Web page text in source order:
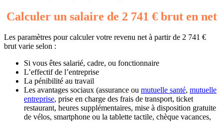
Calculer un salaire de 2 741 € brut en net
Les paramètres pour calculer votre revenu net à partir de 2 741 €
brut varie selon :
Si vous êtes salarié, cadre, ou fonctionnaire
L’effectif de l’entreprise
La pénibilité au travail
Les avantages sociaux (assurance ou mutuelle santé, mutuelle
entreprise, prise en charge des frais de transport, ticket
restaurant, heures supplémentaires, mise à disposition gratuite
de vélos, smartphone ou la tablette tactile, chèque vacances,